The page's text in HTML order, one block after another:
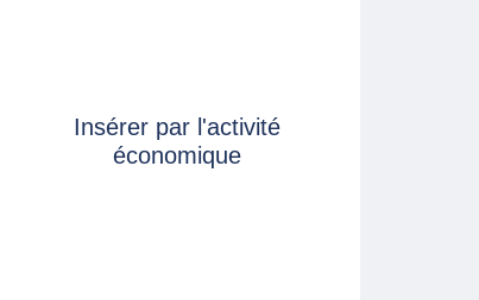
Insérer par l'activité
économique